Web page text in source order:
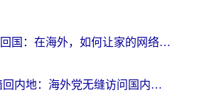
Openwrt 回国：在海外，如何让家的网络触手可及
香港翻墙回内地：海外党无缝访问国内资源的加速器选择全攻略